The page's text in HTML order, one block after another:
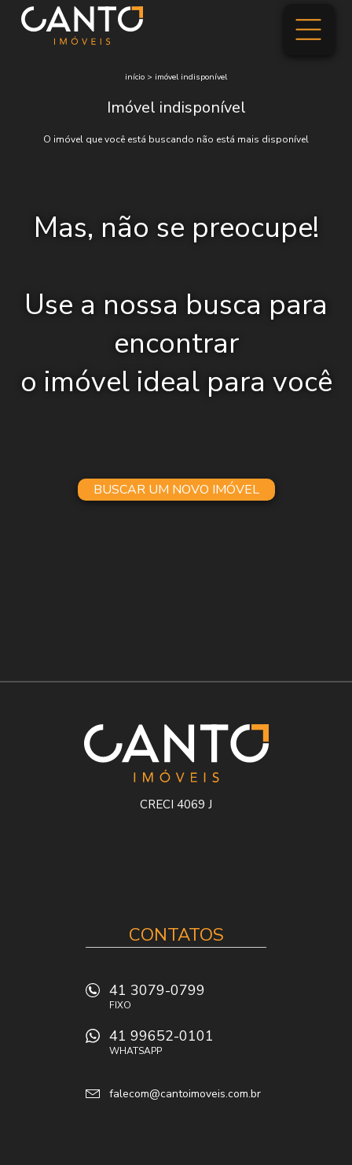
início > imóvel indisponível
Imóvel indisponível
O imóvel que você está buscando não está mais disponível
Mas, não se preocupe!
Use a nossa busca para
encontrar
o imóvel ideal para você
BUSCAR UM NOVO IMÓVEL
CRECI 4069 J
CONTATOS
41 3079-0799
FIXO
41 99652-0101
WHATSAPP
falecom@cantoimoveis.com.br